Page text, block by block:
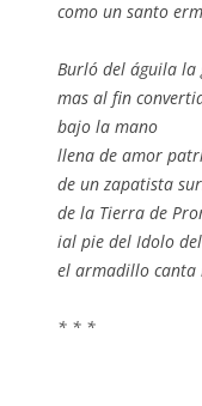
como un santo
Burló del águila la
mas al fin
bajo la mano
llena de amor
de un zapatista
de la Tierra de
ial pie del Idolo
el armadillo canta
* * *